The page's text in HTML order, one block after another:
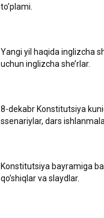
to’plami.
Yangi yil haqida inglizcha
uchun inglizcha she’rlar.
8-dekabr Konstitutsiya
ssenariylar, dars
Konstitutsiya bayramiga
qo’shiqlar va slaydlar.